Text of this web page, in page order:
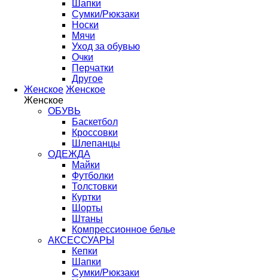
Шапки
Сумки/Рюкзаки
Носки
Мячи
Уход за обувью
Очки
Перчатки
Другое
Женское Женское
Женское
ОБУВЬ
Баскетбол
Кроссовки
Шлепанцы
ОДЕЖДА
Майки
Футболки
Толстовки
Куртки
Шорты
Штаны
Компрессионное белье
АКСЕССУАРЫ
Кепки
Шапки
Сумки/Рюкзаки